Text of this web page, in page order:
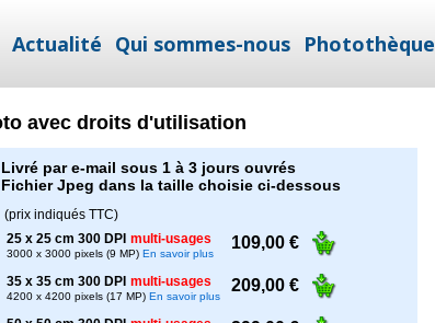
Actualité Qui sommes-nous Photothèque